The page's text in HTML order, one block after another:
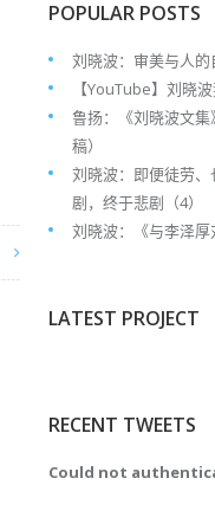
POPULAR POSTS
刘晓波：审美与人的
【YouTube】刘晓
鲁扬：《刘晓波文
稿）
刘晓波：即便徒劳
剧，终于悲剧（4）
刘晓波：《与李泽
LATEST PROJECT
RECENT TWEETS
Could not